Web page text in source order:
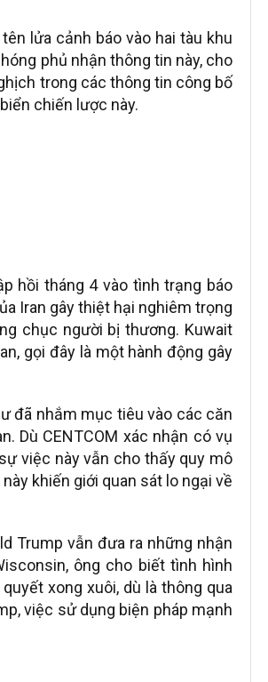
lửa cảnh báo vào hai tàu khu
phủ nhận thông tin này, cho
trong các thông tin công bố
chiến lược này.
hồi tháng 4 vào tình trạng báo
Iran gây thiệt hại nghiêm trọng
chục người bị thương. Kuwait
gọi đây là một hành động gây
đã nhắm mục tiêu vào các căn
Dù CENTCOM xác nhận có vụ
việc này vẫn cho thấy quy mô
khiến giới quan sát lo ngại về
Trump vẫn đưa ra những nhận
ông cho biết tình hình
xong xuôi, dù là thông qua
việc sử dụng biện pháp mạnh